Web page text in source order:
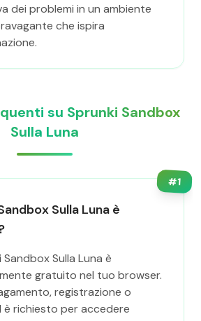
dei problemi in un ambiente
che ispira
su Sprunki Sandbox
Sulla Luna
#1
Sulla Luna è
Sandbox Sulla Luna è
gratuito nel tuo browser.
registrazione o
è richiesto per accedere